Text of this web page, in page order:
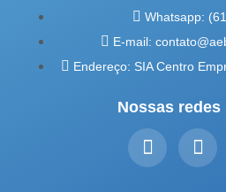
Whatsapp:
E-mail:
Endereço: SIA Centro
Nossas